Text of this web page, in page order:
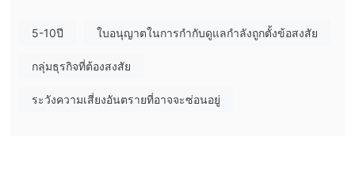
สำหรับนักซื้อขายที่กำลังมองหาบริการเต็มรูปแบบ
และแสดงความมุ่งมั่นในการขยายตลาดและภาพลักษณ์แบรนด์โดย
5-10ปี ใบอนุญาตในการกำกับดูแลกำลังถูกตั้งข้อสงสัย
กลุ่มธุรกิจที่ต้องสงสัย
ระวังความเสี่ยงอันตรายที่อาจจะซ่อนอยู่